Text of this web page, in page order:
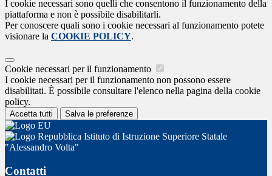
I cookie necessari sono quelli che consentono il funzionamento della
piattaforma e non è possibile disabilitarli.
Per conoscere quali sono i cookie necessari al funzionamento potete
visionare la COOKIE POLICY.
Cookie necessari per il funzionamento
I cookie necessari per il funzionamento non possono essere
disabilitati. È possibile consultare l'elenco nella pagina della cookie
policy.
Accetta tutti Salva le preferenze
Istituto di Istruzione Superiore Statale
"Alessandro Volta"
Contatti